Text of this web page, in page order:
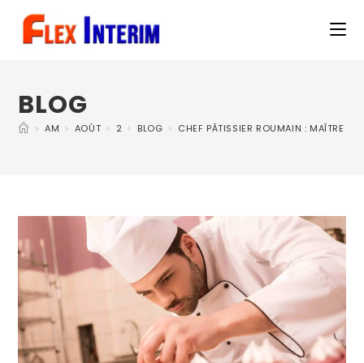
BLOG
> AM > AOÛT > 2 > BLOG > CHEF PÂTISSIER ROUMAIN : MAÎTRE